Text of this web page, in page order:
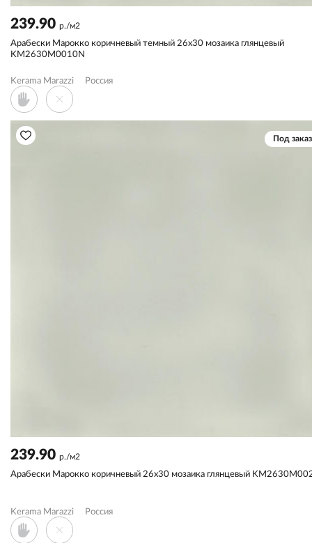
239.90 р./м2
Арабески Марокко коричневый темный 26x30 мозаика глянцевый
KM2630M0010N
Kerama Marazzi Россия
Под заказ
239.90 р./м2
Арабески Марокко коричневый 26x30 мозаика глянцевый
Kerama Marazzi Россия